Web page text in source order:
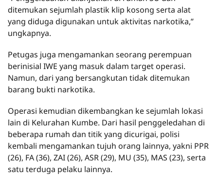
ditemukan sejumlah plastik klip kosong serta alat
yang diduga digunakan untuk aktivitas narkotika,”
ungkapnya.
Petugas juga mengamankan seorang perempuan
berinisial IWE yang masuk dalam target operasi.
Namun, dari yang bersangkutan tidak ditemukan
barang bukti narkotika.
Operasi kemudian dikembangkan ke sejumlah lokasi
lain di Kelurahan Kumbe. Dari hasil penggeledahan di
beberapa rumah dan titik yang dicurigai, polisi
kembali mengamankan tujuh orang lainnya, yakni PPR
(26), FA (36), ZAI (26), ASR (29), MU (35), MAS (23), serta
satu terduga pelaku lainnya.